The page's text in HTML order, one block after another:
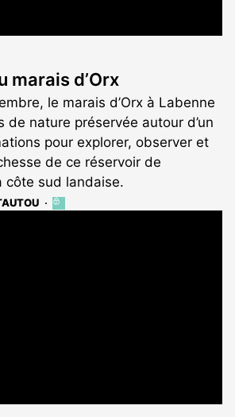
marais d’Orx
le marais d’Orx à Labenne
de nature préservée autour d’un
pour explorer, observer et
de ce réservoir de
côte sud landaise.
Cet